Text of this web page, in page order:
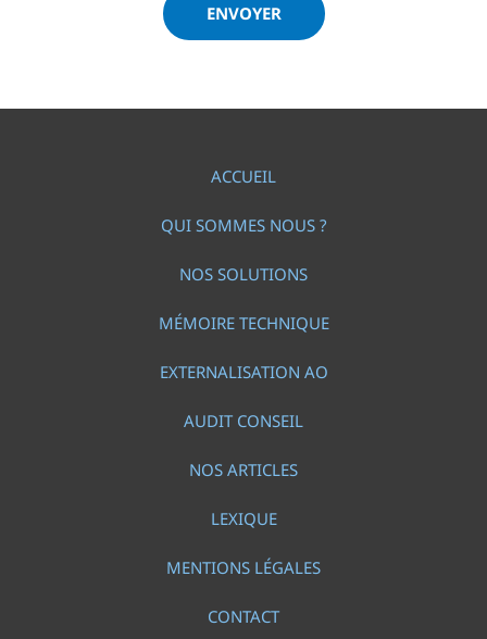
ENVOYER
ACCUEIL
QUI SOMMES NOUS ?
NOS SOLUTIONS
MÉMOIRE TECHNIQUE
EXTERNALISATION AO
AUDIT CONSEIL
NOS ARTICLES
LEXIQUE
MENTIONS LÉGALES
CONTACT